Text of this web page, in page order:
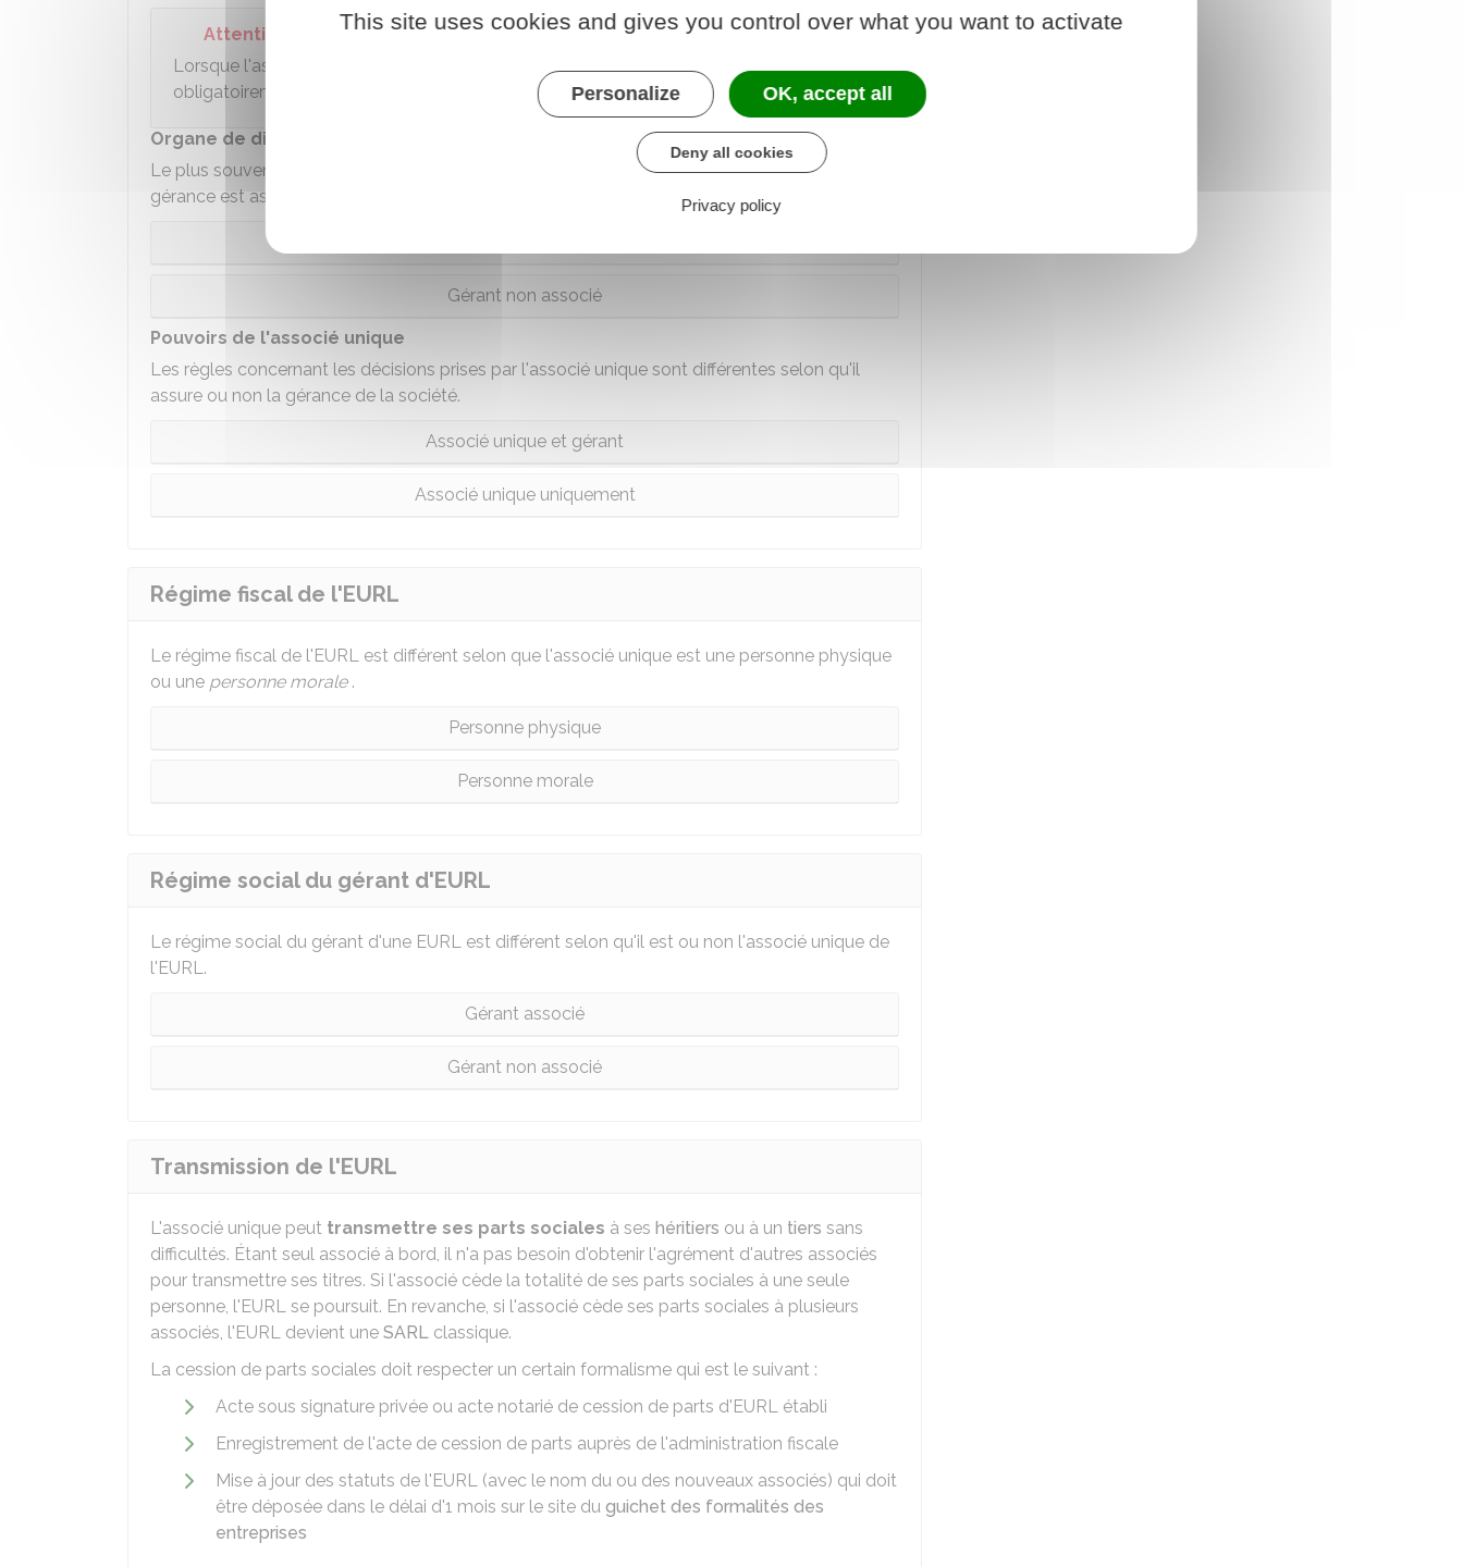
Attention
Lorsque l'associé unique de l'EURL est une
personne morale, la gérance est
obligatoirement confiée à une personne physique.
Organe de direction
Le plus souvent, l'associé unique est le gérant de l'EURL. Cependant, dans certains cas, la
gérance est assurée par un tiers, c'est-à-dire une personne extérieure à la société.
Gérant non associé
Pouvoirs de l'associé unique
Les règles concernant les décisions prises par l'associé unique sont différentes selon qu'il
assure ou non la gérance de la société.
Associé unique et gérant
Associé unique uniquement
Régime fiscal de l'EURL
Le régime fiscal de l'EURL est différent selon que l'associé unique est une personne physique
ou une personne morale.
Personne physique
Personne morale
Régime social du gérant d'EURL
Le régime social du gérant d'une EURL est différent selon qu'il est ou non l'associé unique de
l'EURL.
Gérant associé
Gérant non associé
Transmission de l'EURL
L'associé unique peut transmettre ses parts sociales à ses héritiers ou à un tiers sans
difficultés. Étant seul associé à bord, il n'a pas besoin d'obtenir l'agrément d'autres associés
pour transmettre ses titres. Si l'associé cède la totalité de ses parts sociales à une seule
personne, l'EURL se poursuit. En revanche, si l'associé cède ses parts sociales à plusieurs
associés, l'EURL devient une SARL classique.
La cession de parts sociales doit respecter un certain formalisme qui est le suivant :
Acte sous signature privée ou acte notarié de cession de parts d'EURL établi
Enregistrement de l'acte de cession de parts auprès de l'administration fiscale
Mise à jour des statuts de l'EURL (avec le nom du ou des nouveaux associés) qui doit
être déposée dans le délai d'1 mois sur le site du guichet des formalités des
entreprises
This site uses cookies and gives you control over what you want to activate
Personalize OK, accept all
Deny all cookies
Privacy policy